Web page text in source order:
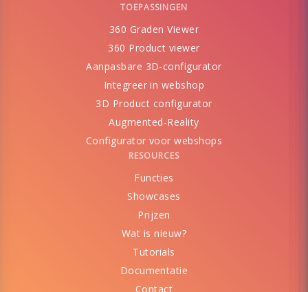
TOEPASSINGEN
360 Graden Viewer
360 Product viewer
Aanpasbare 3D-configurator
Integreer in webshop
3D Product configurator
Augmented-Reality
Configurator voor webshops
RESOURCES
Functies
Showcases
Prijzen
Wat is nieuw?
Tutorials
Documentatie
Contact